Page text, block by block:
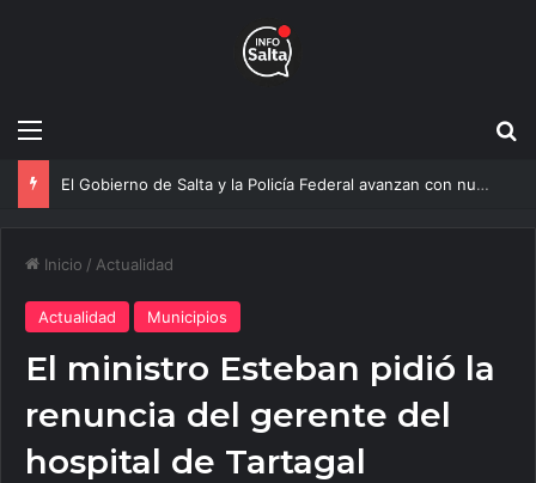
Menú
El Gobierno de Salta y la Policía Federal avanzan con nuevas medidas contra el delito
Inicio / Actualidad
Actualidad Municipios
El ministro Esteban pidió la
renuncia del gerente del
hospital de Tartagal